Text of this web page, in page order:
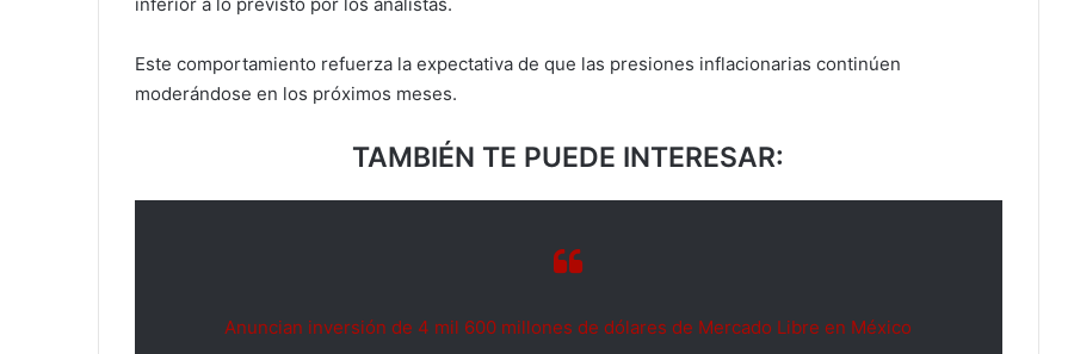
inferior a lo previsto por los analistas.
Este comportamiento refuerza la expectativa de que las presiones inflacionarias continúen
moderándose en los próximos meses.
TAMBIÉN TE PUEDE INTERESAR:
Anuncian inversión de 4 mil 600 millones de dólares de Mercado Libre en México